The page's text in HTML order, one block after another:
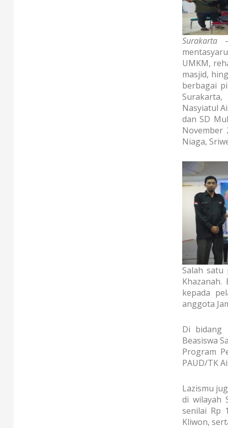
Surakarta–
UMKM,
masjid,
berbagai
Surakarta,
Nasyiatul
dan SD
November
Niaga,
Salah satu
kepada
anggota
Di bidang
Beasiswa
Program
PAUD/TK
Lazismu
di wilayah
senilai Rp
Kliwon,